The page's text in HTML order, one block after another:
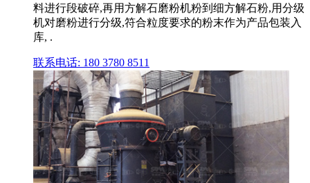
料进行段破碎,再用方解石磨粉机粉到细方解石粉,用分级
机对磨粉进行分级,符合粒度要求的粉末作为产品包装入
库, .
联系电话: 180 3780 8511